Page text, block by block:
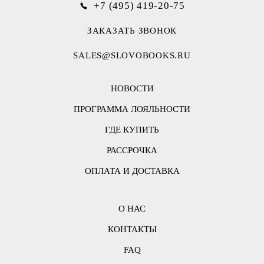
НОВОСТИ
ПРОГРАММА ЛОЯЛЬНОСТИ
ГДЕ КУПИТЬ
РАССРОЧКА
ОПЛАТА И ДОСТАВКА
О НАС
КОНТАКТЫ
FAQ
+7 (495) 419-20-75
ЗАКАЗАТЬ ЗВОНОК
SALES@SLOVOBOOKS.RU